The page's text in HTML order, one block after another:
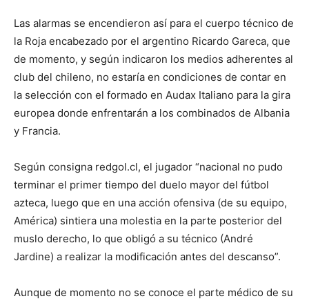
Las alarmas se encendieron así para el cuerpo técnico de
la Roja encabezado por el argentino Ricardo Gareca, que
de momento, y según indicaron los medios adherentes al
club del chileno, no estaría en condiciones de contar en
la selección con el formado en Audax Italiano para la gira
europea donde enfrentarán a los combinados de Albania
y Francia.
Según consigna redgol.cl, el jugador “nacional no pudo
terminar el primer tiempo del duelo mayor del fútbol
azteca, luego que en una acción ofensiva (de su equipo,
América) sintiera una molestia en la parte posterior del
muslo derecho, lo que obligó a su técnico (André
Jardine) a realizar la modificación antes del descanso”.
Aunque de momento no se conoce el parte médico de su